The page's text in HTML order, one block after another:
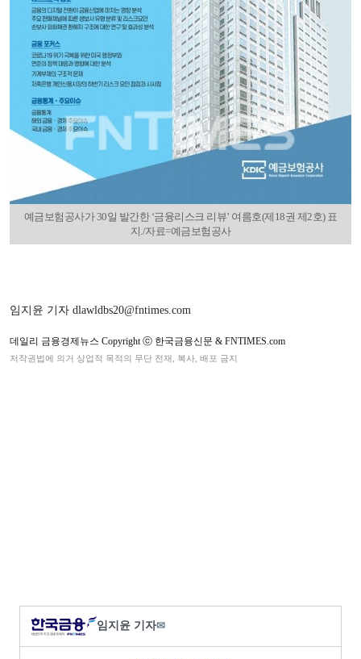
예금보험공사가 30일 발간한 ‘금융리스크 리뷰’ 여름호(제18권 제2호) 표
지./자료=예금보험공사
임지윤 기자 dlawldbs20@fntimes.com
데일리 금융경제뉴스 Copyright ⓒ 한국금융신문 & FNTIMES.com
저작권법에 의거 상업적 목적의 무단 전재, 복사, 배포 금지
임지윤 기자✉